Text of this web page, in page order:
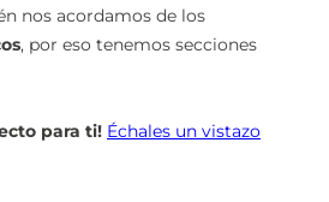
nos acordamos de los
, por eso tenemos secciones
para ti! Échales un vistazo